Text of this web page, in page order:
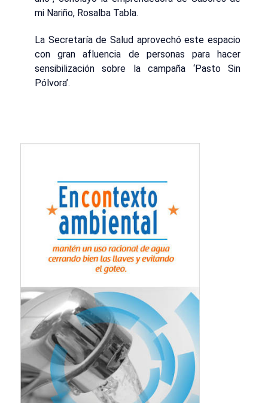
mi Nariño, Rosalba Tabla.
La Secretaría de Salud aprovechó este espacio
con gran afluencia de personas para hacer
sensibilización sobre la campaña ‘Pasto Sin
Pólvora’.